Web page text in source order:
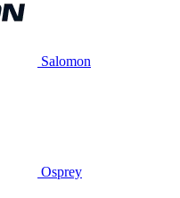
Salomon
Osprey